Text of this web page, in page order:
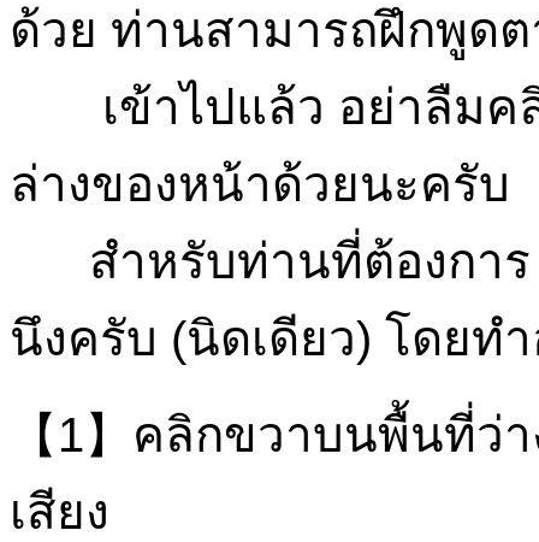
ด้วย ท่านสามารถฝึกพูด
เข้าไปแล้ว อย่าลืมคลิ
ล่างของหน้าด้วยนะครับ
สำหรับท่านที่ต้องการ
นึงครับ (นิดเดียว) โดยท
【1】คลิกขวาบนพื้นที่ว่
เสียง